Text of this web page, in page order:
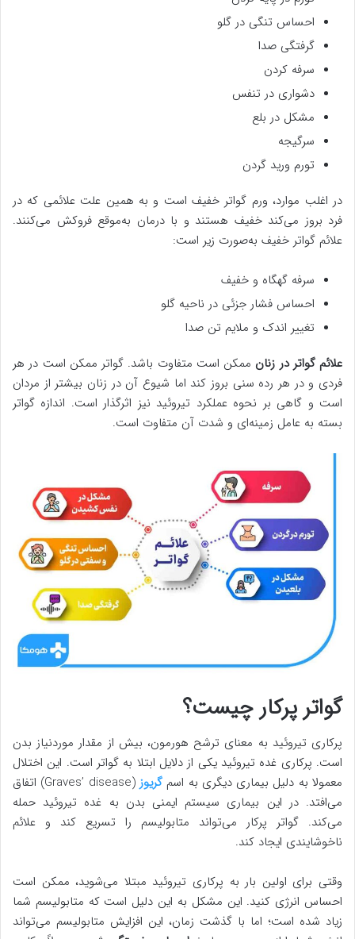
احساس تنگی در گلو
گرفتگی صدا
سرفه کردن
دشواری در تنفس
مشکل در بلع
سرگیجه
تورم ورید گردن
در اغلب موارد، ورم گواتر خفیف است و به همین علت علائمی که در
فرد بروز می‌کند خفیف هستند و با درمان به‌موقع فروکش می‌کنند.
علائم گواتر خفیف به‌صورت زیر است:
سرفه گهگاه و خفیف
احساس فشار جزئی در ناحیه گلو
تغییر اندک و ملایم تن صدا
علائم گواتر در زنان ممکن است متفاوت باشد. گواتر ممکن است در هر
فردی و در هر رده سنی بروز کند اما شیوع آن در زنان بیشتر از مردان
است و گاهی بر نحوه عملکرد تیروئید نیز اثرگذار است. اندازه گواتر
بسته به عامل زمینه‌ای و شدت آن متفاوت است.
گواتر پرکار چیست؟
پرکاری تیروئید به معنای ترشح هورمون، بیش از مقدار موردنیاز بدن
است. پرکاری غده تیروئید یکی از دلایل ابتلا به گواتر است. این اختلال
معمولا به دلیل بیماری دیگری به اسمگریوز
(Graves’ disease) اتفاق
می‌افتد. در این بیماری سیستم ایمنی بدن به غده تیروئید حمله
می‌کند. گواتر پرکار می‌تواند متابولیسم را تسریع کند و علائم
ناخوشایندی ایجاد کند.
وقتی برای اولین بار به پرکاری تیروئید مبتلا می‌شوید، ممکن است
احساس انرژی کنید. این مشکل به این دلیل است که متابولیسم شما
زیاد شده است؛ اما با گذشت زمان، این افزایش متابولیسم می‌تواند